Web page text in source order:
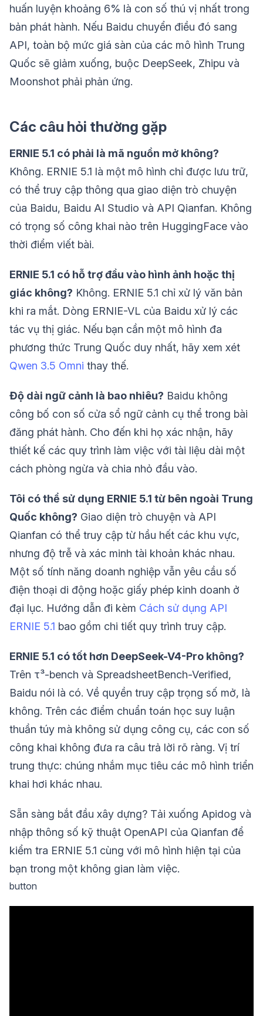
huấn luyện khoảng 6% là con số thú vị nhất trong
bản phát hành. Nếu Baidu chuyển điều đó sang
API, toàn bộ mức giá sàn của các mô hình Trung
Quốc sẽ giảm xuống, buộc DeepSeek, Zhipu và
Moonshot phải phản ứng.
Các câu hỏi thường gặp
ERNIE 5.1 có phải là mã nguồn mở không?
Không. ERNIE 5.1 là một mô hình chỉ được lưu trữ,
có thể truy cập thông qua giao diện trò chuyện
của Baidu, Baidu AI Studio và API Qianfan. Không
có trọng số công khai nào trên HuggingFace vào
thời điểm viết bài.
ERNIE 5.1 có hỗ trợ đầu vào hình ảnh hoặc thị
giác không? Không. ERNIE 5.1 chỉ xử lý văn bản
khi ra mắt. Dòng ERNIE-VL của Baidu xử lý các
tác vụ thị giác. Nếu bạn cần một mô hình đa
phương thức Trung Quốc duy nhất, hãy xem xét
Qwen 3.5 Omni thay thế.
Độ dài ngữ cảnh là bao nhiêu? Baidu không
công bố con số cửa sổ ngữ cảnh cụ thể trong bài
đăng phát hành. Cho đến khi họ xác nhận, hãy
thiết kế các quy trình làm việc với tài liệu dài một
cách phòng ngừa và chia nhỏ đầu vào.
Tôi có thể sử dụng ERNIE 5.1 từ bên ngoài Trung
Quốc không? Giao diện trò chuyện và API
Qianfan có thể truy cập từ hầu hết các khu vực,
nhưng độ trễ và xác minh tài khoản khác nhau.
Một số tính năng doanh nghiệp vẫn yêu cầu số
điện thoại di động hoặc giấy phép kinh doanh ở
đại lục. Hướng dẫn đi kèm Cách sử dụng API
ERNIE 5.1 bao gồm chi tiết quy trình truy cập.
ERNIE 5.1 có tốt hơn DeepSeek-V4-Pro không?
Trên τ³-bench và SpreadsheetBench-Verified,
Baidu nói là có. Về quyền truy cập trọng số mở, là
không. Trên các điểm chuẩn toán học suy luận
thuần túy mà không sử dụng công cụ, các con số
công khai không đưa ra câu trả lời rõ ràng. Vị trí
trung thực: chúng nhắm mục tiêu các mô hình triển
khai hơi khác nhau.
Sẵn sàng bắt đầu xây dựng? Tải xuống Apidog và
nhập thông số kỹ thuật OpenAPI của Qianfan để
kiểm tra ERNIE 5.1 cùng với mô hình hiện tại của
bạn trong một không gian làm việc.
button